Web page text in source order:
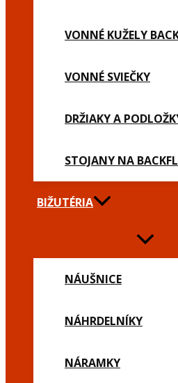
VONNÉ KUŽELY
VONNÉ SVIEČKY
DRŽIAKY A
STOJANY NA
BIŽUTÉRIA
NÁUŠNICE
NÁHRDELNÍKY
NÁRAMKY